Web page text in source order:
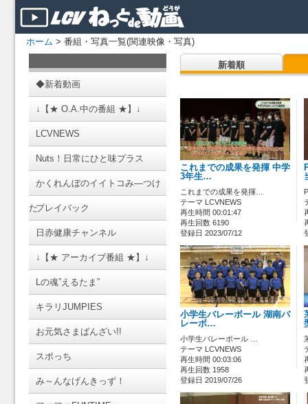
ホーム > 番組・写真一覧(関連映像・写真)
◆新着動画
↓【★ O.A.中の番組 ★】↓
LCVNEWS
Nuts！日常にひと味プラス
かくれんぼのイイトコみ―つけ
たプレイバック
日赤健康チャンネル
↓【★ アーカイブ番組 ★】↓
Lの魂”えるたま”
キラリJUMPIES
お元気さまばんざい!!
スポっち
み～んなげんきっず！
新着順
これまでの成果を発揮 中学
3年生…
これまでの成果を発揮…
テーマ LCVNEWS
再生時間 00:01:47
再生回数 6190
登録日 2023/07/12
小学生バレーボール 湖南バ
レーボ…
小学生バレーボール …
テーマ LCVNEWS
再生時間 00:03:06
再生回数 1958
登録日 2019/07/26